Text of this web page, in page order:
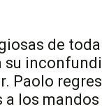
de toda
su
Paolo
a los mandos